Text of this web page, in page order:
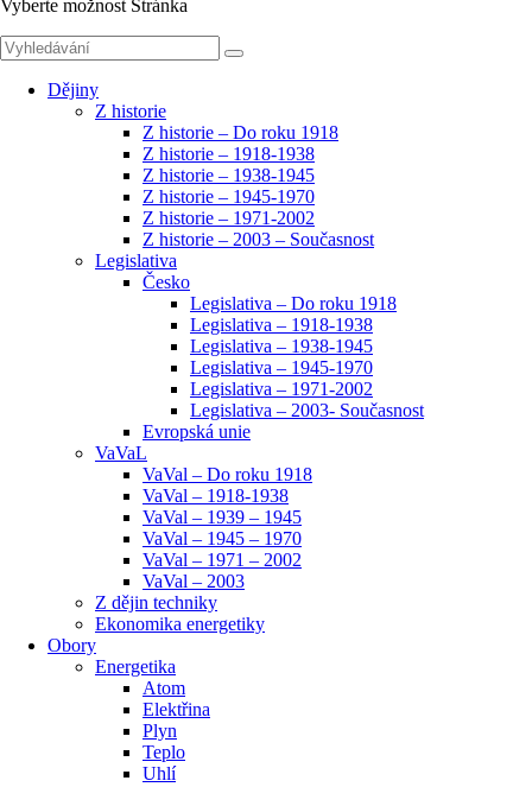
Vyberte možnost Stránka
Dějiny
Z historie
Z historie – Do roku 1918
Z historie – 1918-1938
Z historie – 1938-1945
Z historie – 1945-1970
Z historie – 1971-2002
Z historie – 2003 – Současnost
Legislativa
Česko
Legislativa – Do roku 1918
Legislativa – 1918-1938
Legislativa – 1938-1945
Legislativa – 1945-1970
Legislativa – 1971-2002
Legislativa – 2003- Současnost
Evropská unie
VaVaL
VaVal – Do roku 1918
VaVal – 1918-1938
VaVal – 1939 – 1945
VaVal – 1945 – 1970
VaVal – 1971 – 2002
VaVal – 2003
Z dějin techniky
Ekonomika energetiky
Obory
Energetika
Atom
Elektřina
Plyn
Teplo
Uhlí